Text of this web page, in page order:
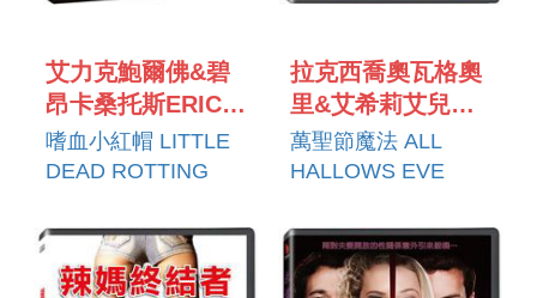
艾力克鮑爾佛&碧
昂卡桑托斯ERIC
BALFOUR &
BIANCA A.
嗜血小紅帽 LITTLE
DEAD ROTTING
拉克西喬奧瓦格奧
里&艾希莉艾兒高
妲LEXI
GIOVAGNOLI &
ARGOTA
萬聖節魔法 ALL
HALLOWS EVE